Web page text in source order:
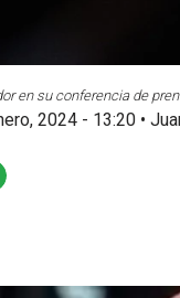
en su conferencia de
2024 - 13:20 •